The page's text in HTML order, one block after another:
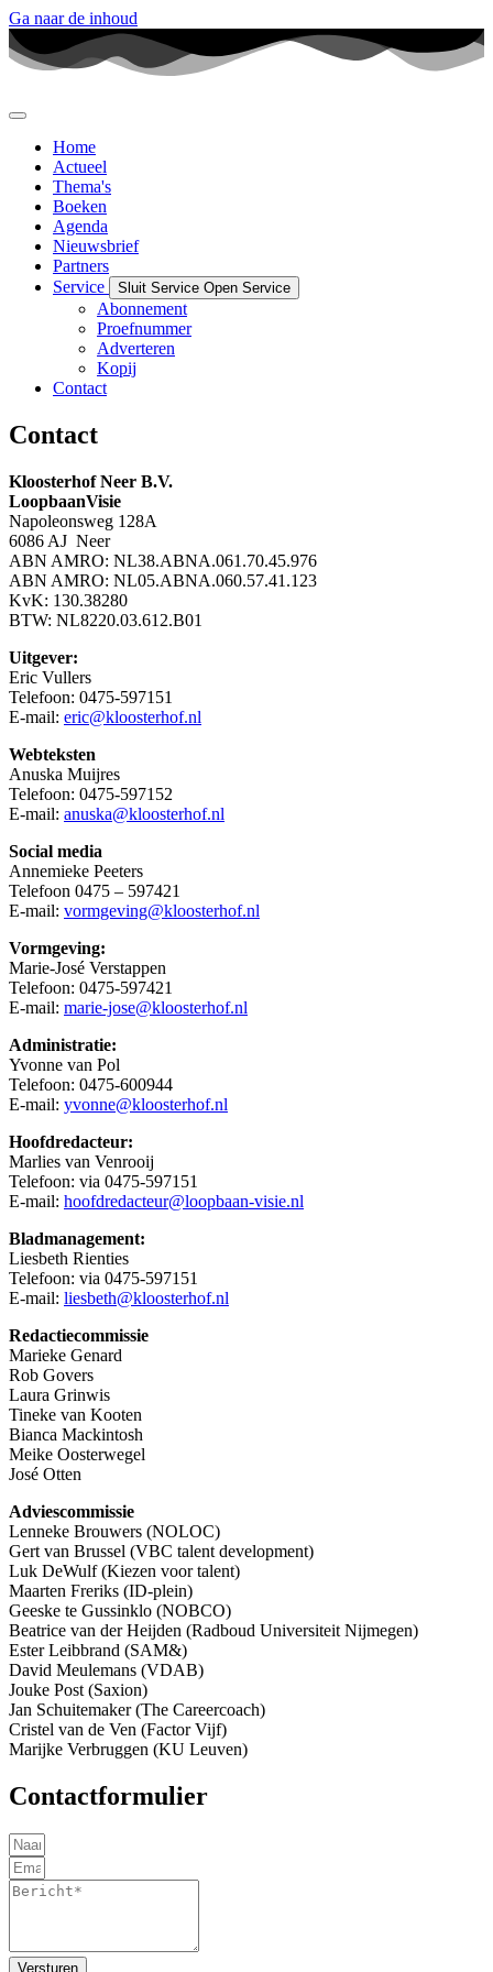
Ga naar de inhoud
Home
Actueel
Thema's
Boeken
Agenda
Nieuwsbrief
Partners
Service
Sluit Service Open Service
Abonnement
Proefnummer
Adverteren
Kopij
Contact
Contact
Kloosterhof Neer B.V.
LoopbaanVisie
Napoleonsweg 128A
6086 AJ Neer
ABN AMRO: NL38.ABNA.061.70.45.976
ABN AMRO: NL05.ABNA.060.57.41.123
KvK: 130.38280
BTW: NL8220.03.612.B01
Uitgever:
Eric Vullers
Telefoon: 0475-597151
E-mail: eric@kloosterhof.nl
Webteksten
Anuska Muijres
Telefoon: 0475-597152
E-mail: anuska@kloosterhof.nl
Social media
Annemieke Peeters
Telefoon 0475 – 597421
E-mail: vormgeving@kloosterhof.nl
Vormgeving:
Marie-José Verstappen
Telefoon: 0475-597421
E-mail: marie-jose@kloosterhof.nl
Administratie:
Yvonne van Pol
Telefoon: 0475-600944
E-mail: yvonne@kloosterhof.nl
Hoofdredacteur:
Marlies van Venrooij
Telefoon: via 0475-597151
E-mail: hoofdredacteur@loopbaan-visie.nl
Bladmanagement:
Liesbeth Rienties
Telefoon: via 0475-597151
E-mail: liesbeth@kloosterhof.nl
Redactiecommissie
Marieke Genard
Rob Govers
Laura Grinwis
Tineke van Kooten
Bianca Mackintosh
Meike Oosterwegel
José Otten
Adviescommissie
Lenneke Brouwers (NOLOC)
Gert van Brussel (VBC talent development)
Luk DeWulf (Kiezen voor talent)
Maarten Freriks (ID-plein)
Geeske te Gussinklo (NOBCO)
Beatrice van der Heijden (Radboud Universiteit Nijmegen)
Ester Leibbrand (SAM&)
David Meulemans (VDAB)
Jouke Post (Saxion)
Jan Schuitemaker (The Careercoach)
Cristel van de Ven (Factor Vijf)
Marijke Verbruggen (KU Leuven)
Contactformulier
Versturen